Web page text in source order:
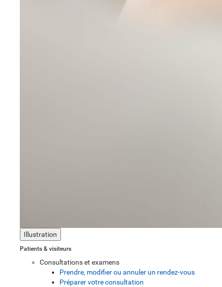
Illustration
Patients & visiteurs
Consultations et examens
Prendre, modifier ou annuler un rendez-vous
Préparer votre consultation